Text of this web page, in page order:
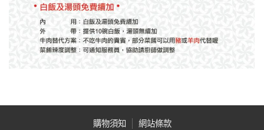
購物須知 網站條款